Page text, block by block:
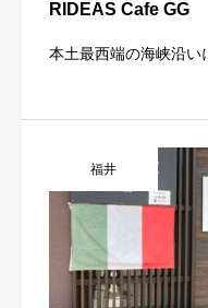
RIDEAS Cafe GG
本土最西端の海峡沿い
福井